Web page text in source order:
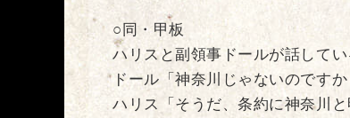
○同・甲板
ハリスと副領事ドールが話してい
ドール「神奈川じゃないのです
ハリス「そうだ、条約に神奈川